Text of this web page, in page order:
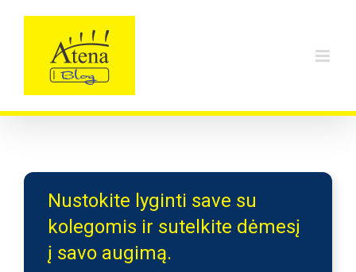
Nustokite lyginti save su
kolegomis ir sutelkite dėmesį
į savo augimą.